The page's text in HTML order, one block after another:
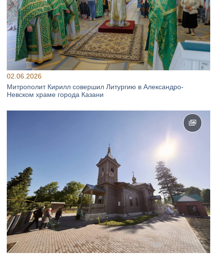
02.06.2026
Митрополит Кирилл совершил Литургию в Александро-
Невском храме города Казани